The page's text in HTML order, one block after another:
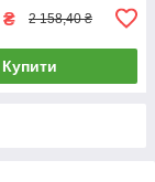
₴ 2 158,40 ₴
Купити